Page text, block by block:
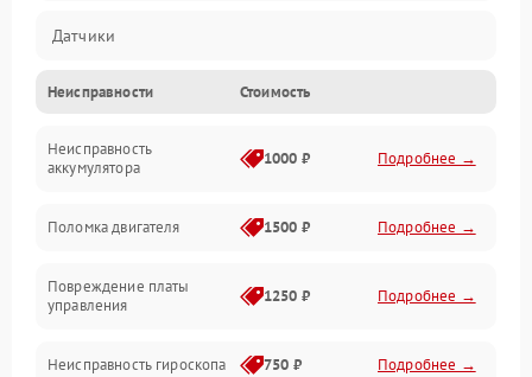
Датчики
Привод
Механические повреждения
Неисправности Стоимость
Неисправность
аккумулятора
1000 ₽ Подробнее →
Поломка двигателя 1500 ₽ Подробнее →
Повреждение платы
управления
1250 ₽ Подробнее →
Неисправность гироскопа 750 ₽ Подробнее →